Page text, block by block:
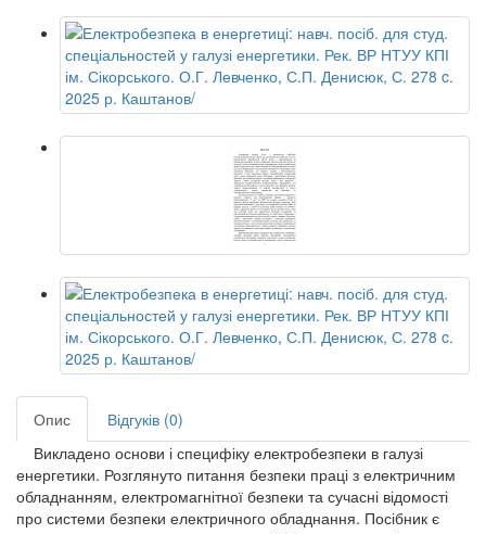
Опис
Відгуків (0)
Викладено основи і специфіку електробезпеки в галузі
енергетики. Розглянуто питання безпеки праці з електричним
обладнанням, електромагнітної безпеки та сучасні відомості
про системи безпеки електричного обладнання. Посібник є